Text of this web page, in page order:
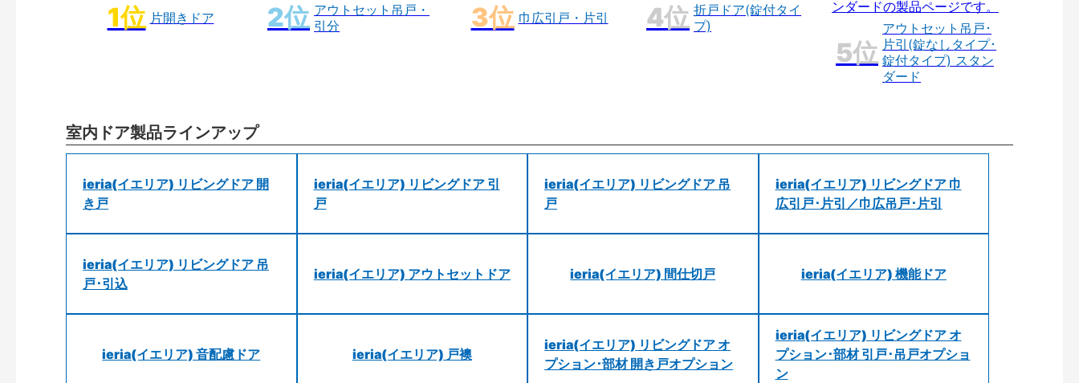
片開きドア
アウトセット吊戸・
引分
巾広引戸・片引
折戸ドア(錠付タイ
プ)
アウトセット吊戸･
片引(錠なしタイプ･
錠付タイプ) スタン
ダード
室内ドア製品ラインアップ
ieria(イエリア) リビングドア 開
き戸
ieria(イエリア) リビングドア 引
戸
ieria(イエリア) リビングドア 吊
戸
ieria(イエリア) リビングドア 巾
広引戸･片引／巾広吊戸･片引
ieria(イエリア) リビングドア 吊
戸･引込
ieria(イエリア) アウトセットドア ieria(イエリア) 間仕切戸 ieria(イエリア) 機能ドア
ieria(イエリア) 音配慮ドア ieria(イエリア) 戸襖
ieria(イエリア) リビングドア オ
プション･部材 開き戸オプション
ieria(イエリア) リビングドア オ
プション･部材 引戸･吊戸オプショ
ン